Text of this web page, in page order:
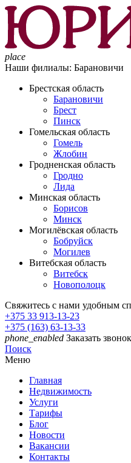
place
Наши филиалы: Барановичи
Брестская область
Барановичи
Брест
Пинск
Гомельская область
Гомель
Жлобин
Гродненская область
Гродно
Лида
Минская область
Борисов
Минск
Могилёвская область
Бобруйск
Могилев
Витебская область
Витебск
Новополоцк
Свяжитесь с нами удобным
+375 33 913-13-23
+375 (163) 63-13-33
phone_enabled Заказать звонок
Поиск
Меню
Главная
Недвижимость
Услуги
Тарифы
Блог
Новости
Вакансии
Контакты